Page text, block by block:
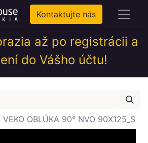
Kontaktujte nás
až po registrácii a
do Vášho účtu!
VEKO OBLÚKA 90° NVO 90X125_S